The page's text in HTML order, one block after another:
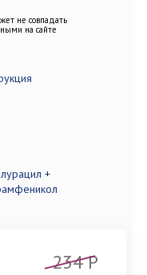
не совпадать
на сайте
+
234 P